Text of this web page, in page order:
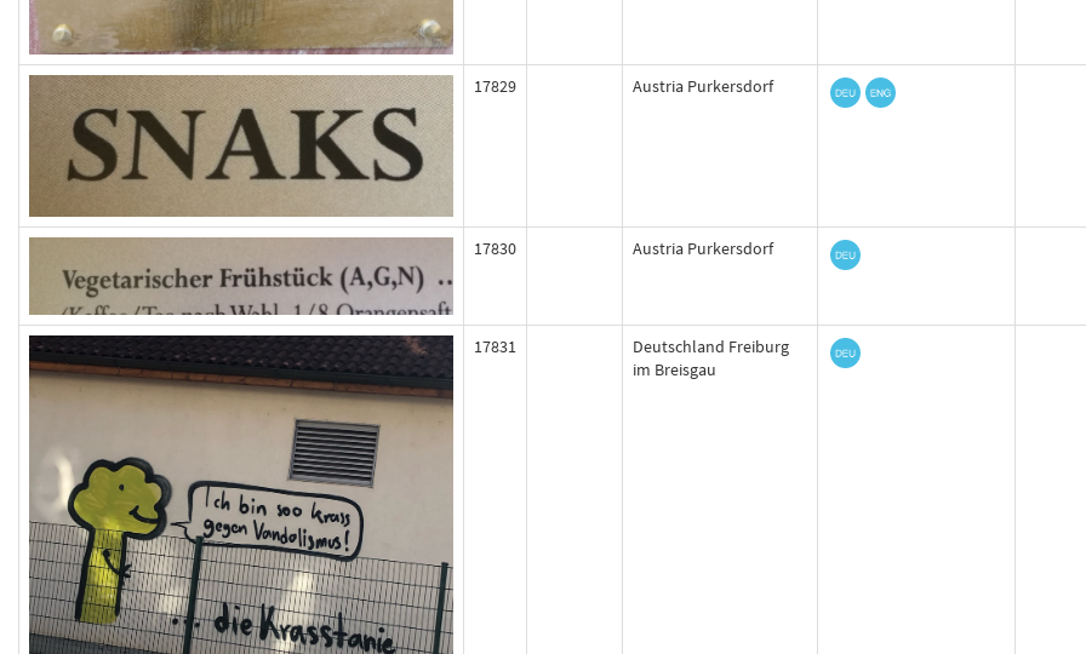
17829 Austria Purkersdorf
17830 Austria Purkersdorf
17831
Deutschland Freiburg
im Breisgau